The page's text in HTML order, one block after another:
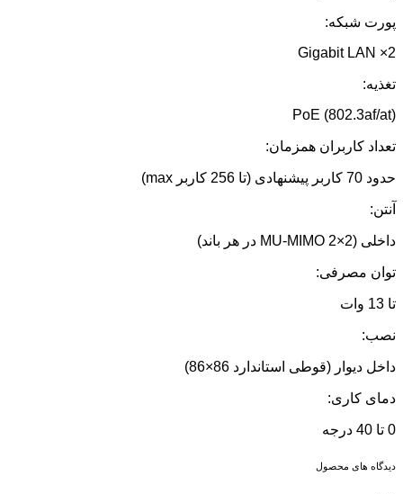
پورت شبکه:
2× Gigabit LAN
تغذیه:
PoE (802.3af/at)
تعداد کاربران همزمان:
حدود 70 کاربر پیشنهادی (تا 256 کاربر max)
آنتن:
داخلی (2×2 MU-MIMO در هر باند)
توان مصرفی:
تا 13 وات
نصب:
داخل دیوار (قوطی استاندارد 86×86)
دمای کاری:
0 تا 40 درجه
دیدگاه های محصول